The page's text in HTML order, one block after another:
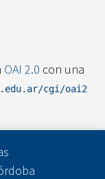
OAI 2.0 con una
cgi/oai2